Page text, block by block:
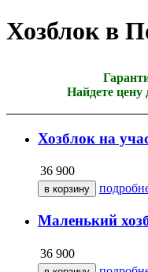
Хозблок в
Найдете цену
Хозблок на
36 900
Маленький
36 900